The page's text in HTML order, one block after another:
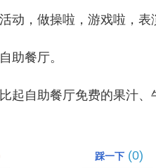
动，做操啦，游戏啦，表
助餐厅。
起自助餐厅免费的果汁
踩一下 (0)